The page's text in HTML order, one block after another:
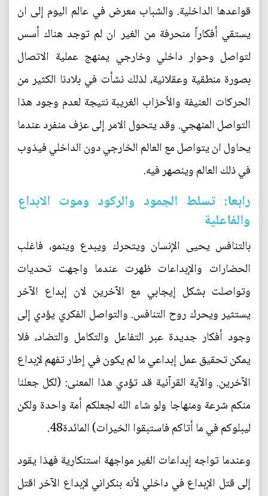
قواعدها الداخلية. والشباب معرض في عالم اليوم إلى ان
يستقي أفكاراً منحرفة من الغير ان لم توجد هناك أسس
لتواصل وحوار داخلي وخارجي يمنهج عملية الاتصال
بصورة منطقية وعقلانية، لذلك نشأت في بلادنا الكثير من
الحركات العنيفة والأحزاب الغريبة نتيجة لعدم وجود هذا
التواصل المنهجي. وقد يتحول الامر إلى عزف منفرد عندما
يحاول ان يتواصل مع العالم الخارجي دون الداخلي فيذوب
في ذلك العالم وينصهر فيه.
رابعا: تسلط الجمود والركود وموت الابداع
والفاعلية
بالتنافس يحيى الإنسان ويتحرك ويبدع وينمو، فاغلب
الحضارات والإبداعات ظهرت عندما واجهت تحديات
وتواصلت بشكل إيجابي مع الآخرين لان إبداع الآخر
يستثير ويحرك روح التنافس. والتواصل الفكري يؤدي إلى
وجود أفكار جديدة عبر التفاعل والتكامل والتضاد، فلا
يمكن تحقيق عمل إبداعي ما لم يكون في إطار تفهم لإبداع
الآخرين. والآية القرآنية قد تؤدي هذا المعنى: (لكل جعلنا
منكم شرعة ومنهاجا ولو شاء الله لجعلكم أمة واحدة ولكن
ليبلوكم في ما أتاكم فاستبقوا الخيرات) المائدة48.
وعندما تواجه إبداعات الغير مواجهة استنكارية فهذا يقود
إلى قتل الإبداع في داخلي لأنه بنكراني لإبداع الآخر اقتل